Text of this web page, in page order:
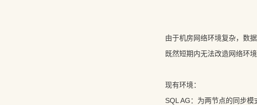
由于机房网络环境复杂，数
既然短期内无法改造网络环
现有环境：
SQL AG：为两节点的同步